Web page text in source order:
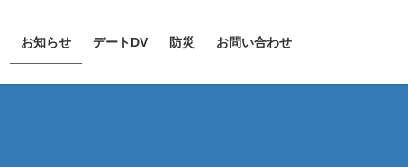
お知らせ デートDV 防災 お問い合わせ